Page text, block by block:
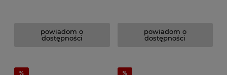
powiadom o
dostępności
powiadom o
dostępności